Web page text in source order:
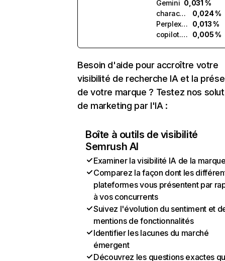
Gemini 0,031 %
character.ai
0,024 %
Perplexity
0,013 %
copilot.microsoft.com
0,005 %
Besoin d'aide pour accroître votre
visibilité de recherche IA et la
de votre marque ? Testez nos
de marketing par l'IA :
Boîte à outils de visibilité
Semrush AI
Examiner la visibilité IA de la
Comparez la façon dont les
plateformes vous présentent par
à vos concurrents
Suivez l'évolution du sentiment et
mentions de fonctionnalités
Identifier les lacunes du marché
émergent
Découvrez les questions exactes